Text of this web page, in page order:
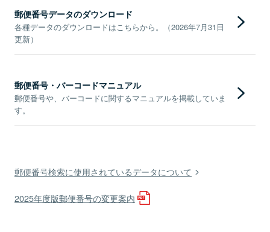
郵便番号データのダウンロード
各種データのダウンロードはこちらから。（2026年7月31日
更新）
郵便番号・バーコードマニュアル
郵便番号や、バーコードに関するマニュアルを掲載していま
す。
郵便番号検索に使用されているデータについて
2025年度版郵便番号の変更案内